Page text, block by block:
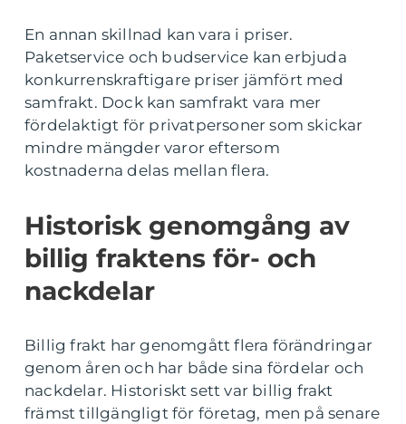
En annan skillnad kan vara i priser.
Paketservice och budservice kan erbjuda
konkurrenskraftigare priser jämfört med
samfrakt. Dock kan samfrakt vara mer
fördelaktigt för privatpersoner som skickar
mindre mängder varor eftersom
kostnaderna delas mellan flera.
Historisk genomgång av
billig fraktens för- och
nackdelar
Billig frakt har genomgått flera förändringar
genom åren och har både sina fördelar och
nackdelar. Historiskt sett var billig frakt
främst tillgängligt för företag, men på senare